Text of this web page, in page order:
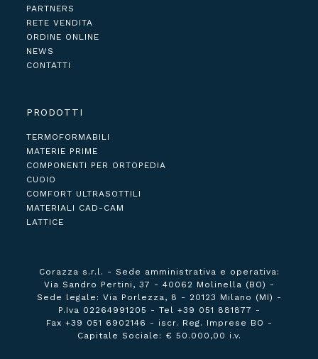
PARTNERS
RETE VENDITA
ORDINE ONLINE
NEWS
CONTATTI
PRODOTTI
TERMOFORMABILI
MATERIE PRIME
COMPONENTI PER ORTOPEDIA
CUOIO
COMFORT ULTRASOTTILI
MATERIALI CAD-CAM
LATTICE
Corazza s.r.l. - Sede amministrativa e operativa:
Via Sandro Pertini, 37 - 40062 Molinella (BO) -
Sede legale: Via Porlezza, 8 - 20123 Milano (MI) -
P.Iva 02264991205 - Tel +39 051 881877 -
Fax +39 051 6902146 - iscr. Reg. Imprese BO -
Capitale Sociale: € 50.000,00 i.v.